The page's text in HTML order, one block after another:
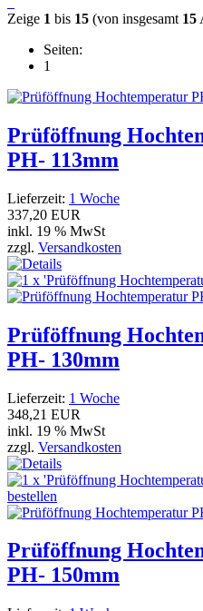
Zeige 1 bis 15 (von insgesamt 15
Seiten:
1
Prüföffnung
PH- 113mm
Lieferzeit: 1 Woche
337,20 EUR
inkl. 19 % MwSt
zzgl. Versandkosten
Prüföffnung
PH- 130mm
Lieferzeit: 1 Woche
348,21 EUR
inkl. 19 % MwSt
zzgl. Versandkosten
Prüföffnung
PH- 150mm